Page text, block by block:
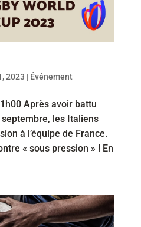
2023 | Événement
Après avoir battu
septembre, les Italiens
à l’équipe de France.
« sous pression » ! En